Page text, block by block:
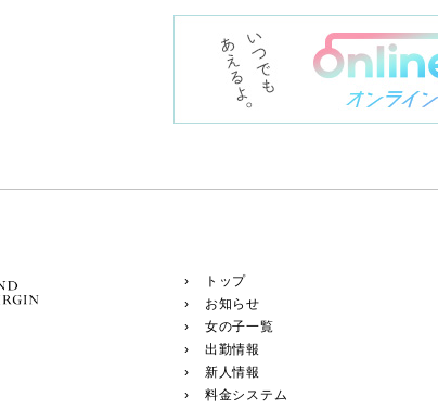
› トップ
› お知らせ
› 女の子一覧
› 出勤情報
› 新人情報
› 料金システム